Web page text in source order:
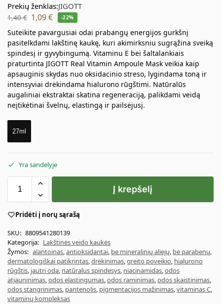
Prekių ženklas:JIGOTT
1,40€ 1,09€ -22%
Suteikite pavargusiai odai prabangų energijos gurkšnį
pasitelkdami lakštinę kaukę, kuri akimirksniu sugrąžina sveiką
spindesį ir gyvybingumą. Vitaminu E bei šaltalankiais
praturtinta JIGOTT Real Vitamin Ampoule Mask veikia kaip
apsauginis skydas nuo oksidacinio streso, lygindama toną ir
intensyviai drėkindama hialurono rūgštimi. Natūralūs
augaliniai ekstraktai skatina regeneraciją, palikdami veidą
neįtikėtinai švelnų, elastingą ir pailsėjusį.
27ml
Yra sandėlyje
Į krepšelį
Pridėti į norų sąrašą
SKU: 8809541280139
Kategorija: Lakštinės veido kaukės
Žymos: alantoinas,antioksidantai, be mineralinių aliejų, be parabenų,
dermatologiškai patikrintas,drėkinimas,greito poveikio, hialurono
rūgštis, jautri oda, natūralus spindesys, niacinamidas,odos
atjauninimas,odos elastingumas,odos raminimas,odos skaistinimas,
odos stangrinimas, pantenolis, pigmentacijos mažinimas,vitaminas C,
vitaminų kompleksas